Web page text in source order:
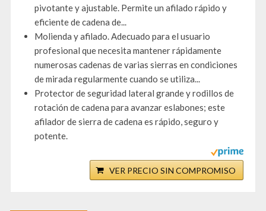
pivotante y ajustable. Permite un afilado rápido y
eficiente de cadena de...
Molienda y afilado. Adecuado para el usuario
profesional que necesita mantener rápidamente
numerosas cadenas de varias sierras en condiciones
de mirada regularmente cuando se utiliza...
Protector de seguridad lateral grande y rodillos de
rotación de cadena para avanzar eslabones; este
afilador de sierra de cadena es rápido, seguro y
potente.
VER PRECIO SIN COMPROMISO